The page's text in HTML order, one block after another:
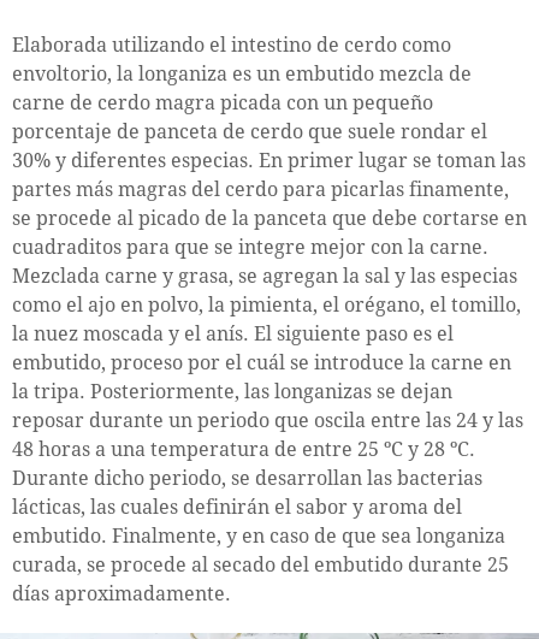
Elaborada utilizando el intestino de cerdo como
envoltorio, la longaniza es un embutido mezcla de
carne de cerdo magra picada con un pequeño
porcentaje de panceta de cerdo que suele rondar el
30% y diferentes especias. En primer lugar se toman las
partes más magras del cerdo para picarlas finamente,
se procede al picado de la panceta que debe cortarse en
cuadraditos para que se integre mejor con la carne.
Mezclada carne y grasa, se agregan la sal y las especias
como el ajo en polvo, la pimienta, el orégano, el tomillo,
la nuez moscada y el anís. El siguiente paso es el
embutido, proceso por el cuál se introduce la carne en
la tripa. Posteriormente, las longanizas se dejan
reposar durante un periodo que oscila entre las 24 y las
48 horas a una temperatura de entre 25 ºC y 28 ºC.
Durante dicho periodo, se desarrollan las bacterias
lácticas, las cuales definirán el sabor y aroma del
embutido. Finalmente, y en caso de que sea longaniza
curada, se procede al secado del embutido durante 25
días aproximadamente.